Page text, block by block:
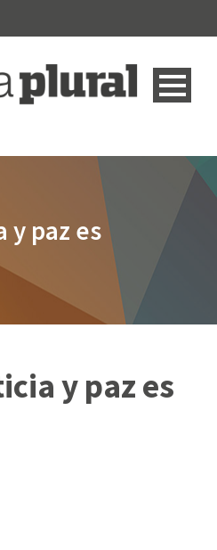
y paz es
y paz es